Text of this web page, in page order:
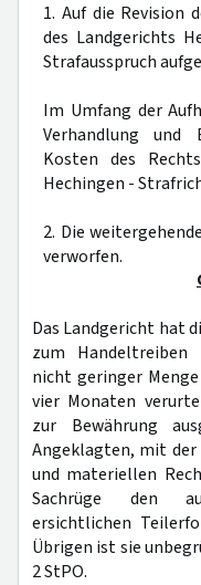
1. Auf die Revision
des Landgerichts
Strafausspruch
Im Umfang der
Verhandlung und
Kosten des
Hechingen -
2. Die
verworfen.
Das Landgericht hat
zum
nicht geringer
vier Monaten
zur Bewährung
Angeklagten, mit
und materiellen
Sachrüge den
ersichtlichen
Übrigen ist sie
2 StPO.